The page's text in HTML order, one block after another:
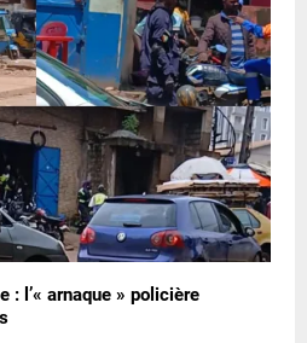
: l’« arnaque » policière